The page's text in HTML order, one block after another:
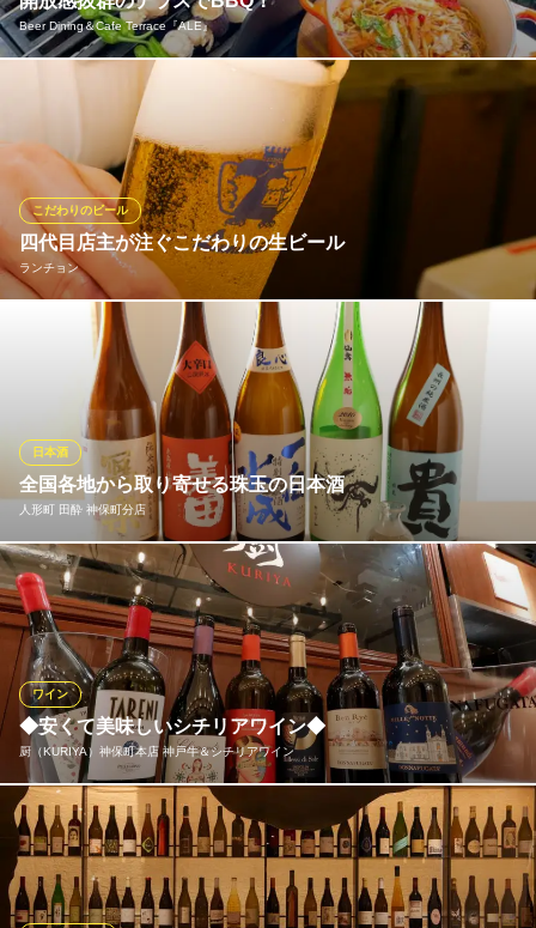
東北六県 みちのく酒場
東北6県の郷土料理と酒
地下鉄千代田線新御茶ノ水駅 徒歩1分
東京都千代田区神田小川町2-2-7 レインボービル2F
Beer Dining＆Cafe Terrace『ALE』
手ぶらでOK！年中楽しめるテラスでのBBQプランをご用意。都会
のど真ん中で風を感じながら、冷たいビールで乾杯しませんか？
開放的なテラス席は、日常の疲れを忘れさせてくれる特別な空間
です。BBQや飲み放題も楽しめるので、友人同士の賑やかな宴会
やパーティーにも最適。開放感たっぷりの席で過ごす時間は格別
です！
Beer Dining＆Cafe Terrace『ALE』
神保町×貸切×個室
地下鉄半蔵門線神保町駅 徒歩1分
東京都千代田区神田神保町1-9-11 2〜3F
四代目店主が注ぐこだわりの生ビール
ランチョン
こだわりのビール
店主が熟練技で注ぐビールは泡とビールの割合が3：7の美しい黄
金比率。まろやかでクリーミーな泡はビールを酸化から防ぎ、最
後まで美味しく飲めるようになっております。また、ビールやグ
ラスの温度にもこだわっていますので、いつでも美味しいビール
がご提供できます。匠の技で注がれるビールを是非、ご堪能あ
れ！
ランチョン
ビールと下町洋食を堪能
都営三田線神保町駅 徒歩1分
東京都千代田区神田神保町1-6
全国各地から取り寄せる珠玉の日本酒
人形町 田酔 神保町分店
日本酒
全国各地より取り寄せた、珠玉の日本酒の数々。選びぬかれたそ
の味は、料理にもピッタリ。お好みに合わせて、この機会にぜひ
たっぷりとお召し上がりください。豊富な種類で迷ってしまうと
いうお客様にはオススメもご用意いたします。お気軽にスタッフ
までお声がけください。
人形町 田酔 神保町分店
神保町で和食と日本酒
地下鉄半蔵門線神保町駅 徒歩3分
東京都千代田区神田神保町1-19
◆安くて美味しいシチリアワイン◆
厨（KURIYA）神保町本店 神戸牛＆シチリアワイン
ワイン
当店ではシチリアワインをメインに取り扱っております。日照時
間の長いシチリア産のワインは高品質で低価格！赤16種、白9種を
ご用意。神戸肉との相性は抜群です！
※こちらは夜のみのこだわりです。